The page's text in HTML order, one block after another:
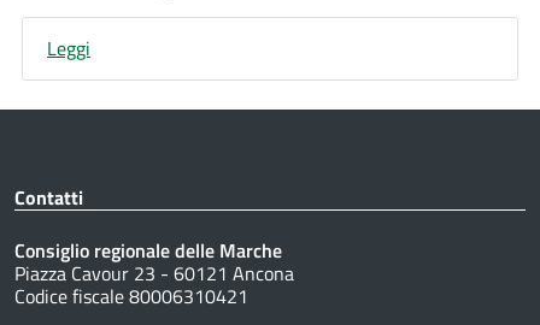
Leggi
Contatti
Consiglio regionale delle Marche
Piazza Cavour 23 - 60121 Ancona
Codice fiscale 80006310421